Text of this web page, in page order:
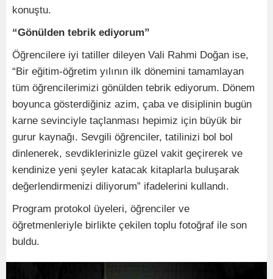
konuştu.
“Gönülden tebrik ediyorum”
Öğrencilere iyi tatiller dileyen Vali Rahmi Doğan ise,
“Bir eğitim-öğretim yılının ilk dönemini tamamlayan
tüm öğrencilerimizi gönülden tebrik ediyorum. Dönem
boyunca gösterdiğiniz azim, çaba ve disiplinin bugün
karne sevinciyle taçlanması hepimiz için büyük bir
gurur kaynağı. Sevgili öğrenciler, tatilinizi bol bol
dinlenerek, sevdiklerinizle güzel vakit geçirerek ve
kendinize yeni şeyler katacak kitaplarla buluşarak
değerlendirmenizi diliyorum” ifadelerini kullandı.
Program protokol üyeleri, öğrenciler ve
öğretmenleriyle birlikte çekilen toplu fotoğraf ile son
buldu.